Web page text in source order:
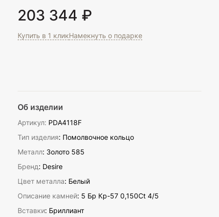
203 344 ₽
Купить в 1 кликНамекнуть о подарке
Об изделии
Артикул: PDA4118F
Тип изделия: Помолвочное кольцо
Металл: Золото 585
Бренд: Desire
Цвет металла: Белый
Описание камней: 5 Бр Кр-57 0,150Ct 4/5
Вставки: Бриллиант